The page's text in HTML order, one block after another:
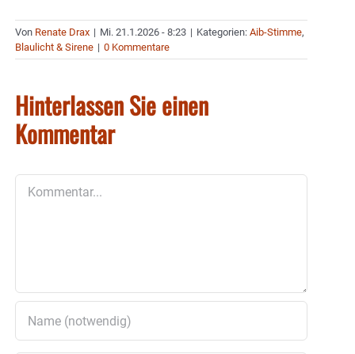
Von Renate Drax | Mi. 21.1.2026 - 8:23 | Kategorien: Aib-Stimme,
Blaulicht & Sirene | 0 Kommentare
Hinterlassen Sie einen
Kommentar